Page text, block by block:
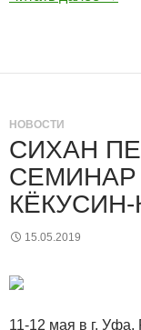
НОВОСТИ
СИХАН
СЕМИНАР
15.05.2019
11-12 мая в г. Уфа,